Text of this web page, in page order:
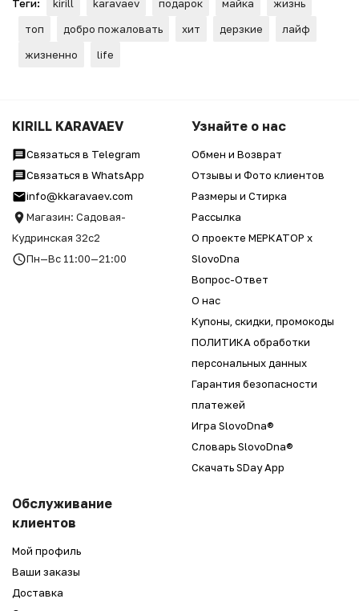
Теги: kirill karavaev подарок майка
жизнь
топ
добро пожаловать хит дерзкие
лайф
жизненно
life
KIRILL KARAVAEV
Связаться в Telegram
Связаться в WhatsApp
info@kkaravaev.com
Магазин: Садовая-
Кудринская 32с2
Пн—Вс 11:00—21:00
Узнайте о нас
Обмен и Возврат
Отзывы и Фото клиентов
Размеры и Стирка
Рассылка
О проекте МЕРКАТОР x
SlovoDna
Вопрос-Ответ
О нас
Купоны, скидки, промокоды
ПОЛИТИКА обработки
персональных данных
Гарантия безопасности
платежей
Игра SlovoDna®
Словарь SlovoDna®
Скачать SDay App
Обслуживание
клиентов
Мой профиль
Ваши заказы
Доставка